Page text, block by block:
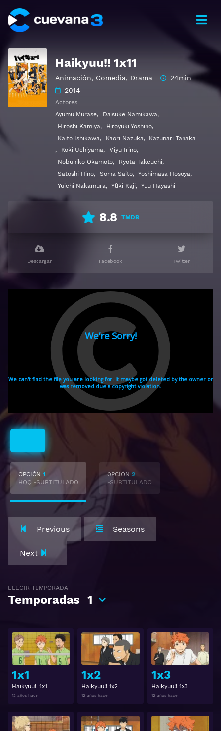
Haikyuu!! 1x11
Animación, Comedia, Drama
24min
2014
Actores
Ayumu Murase, Daisuke Namikawa,
Hiroshi Kamiya, Hiroyuki Yoshino,
Kaito Ishikawa, Kaori Nazuka,
Kazunari Tanaka
,
Koki Uchiyama, Miyu Irino,
Nobuhiko Okamoto, Ryota Takeuchi,
Satoshi Hino, Soma Saito, Yoshimasa Hosoya,
Yuichi Nakamura, Yūki Kaji, Yuu Hayashi
8.8 TMDB
Descargar Facebook Twitter
OPCIÓN 1
HQQ -SUBTITULADO
OPCIÓN 2
-SUBTITULADO
Previous Seasons
Next
ELEGIR TEMPORADA
Temporadas 1
1x1
Haikyuu!! 1x1
12 años hace
Ver
1x2
Haikyuu!! 1x2
12 años hace
1x3
Haikyuu!! 1x3
12 años hace
Ver Ver